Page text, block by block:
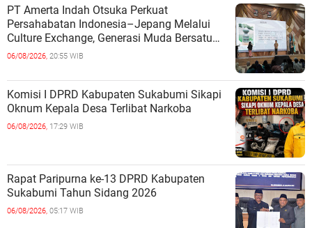
PT Amerta Indah Otsuka Perkuat
Persahabatan Indonesia–Jepang Melalui
Culture Exchange, Generasi Muda Bersatu
Wujudkan Masa Depan Berkelanjutan
06/08/2026, 20:55 WIB
Komisi I DPRD Kabupaten Sukabumi Sikapi
Oknum Kepala Desa Terlibat Narkoba
06/08/2026, 17:29 WIB
Rapat Paripurna ke-13 DPRD Kabupaten
Sukabumi Tahun Sidang 2026
06/08/2026, 05:17 WIB